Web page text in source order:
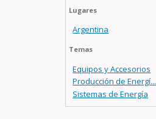
Lugares
Argentina
Temas
Equipos y Accesorios
Producción de Energí...
Sistemas de Energía